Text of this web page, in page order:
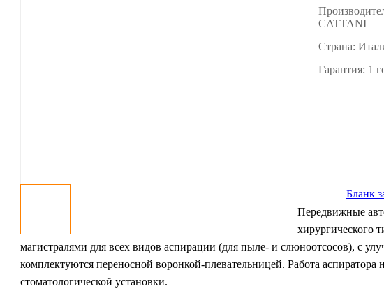
CATTANI
Страна:
Гарантия: 1
Бланк
Передвижные
хирургического
магистралями для всех видов аспирации (для пыле- и слюноотсосов), с
комплектуются переносной воронкой-плевательницей. Работа аспиратора
стоматологической установки.